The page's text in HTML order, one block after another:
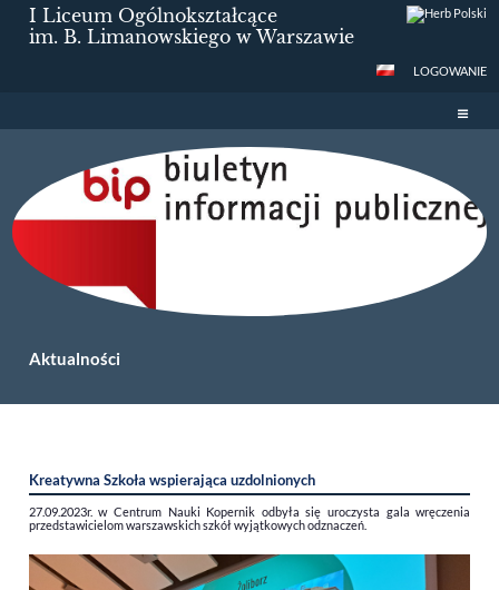
I Liceum Ogólnokształcące
im. B. Limanowskiego w Warszawie
LOGOWANIE
Aktualności
Kreatywna Szkoła wspierająca uzdolnionych
27.09.2023r. w Centrum Nauki Kopernik odbyła się uroczysta gala wręczenia
przedstawicielom warszawskich szkół wyjątkowych odznaczeń.